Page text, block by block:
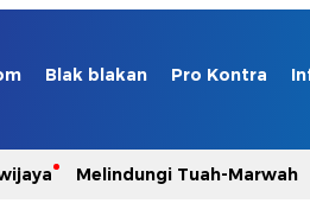
Blak blakan Pro Kontra
Melindungi Tuah-Marwah